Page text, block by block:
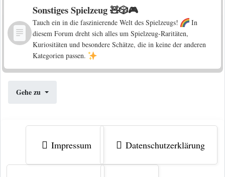
Sonstiges Spielzeug 🧸🎲🎮
Tauch ein in die faszinierende Welt des Spielzeugs!
In
diesem Forum dreht sich alles um Spielzeug-Raritäten,
Kuriositäten und besondere Schätze, die in keine der anderen
Kategorien passen.
Gehe zu
Impressum Datenschutzerklärung